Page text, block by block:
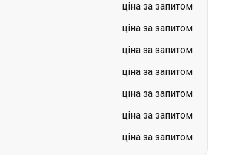
ціна за запитом
ціна за запитом
ціна за запитом
ціна за запитом
ціна за запитом
ціна за запитом
ціна за запитом